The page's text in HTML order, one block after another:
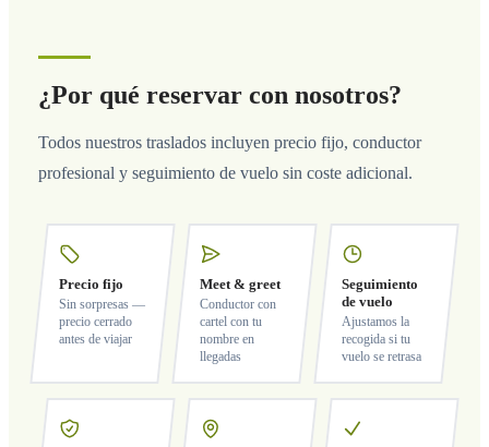
¿Por qué reservar con nosotros?
Todos nuestros traslados incluyen precio fijo, conductor
profesional y seguimiento de vuelo sin coste adicional.
Precio fijo
Sin sorpresas —
precio cerrado
antes de viajar
Meet & greet
Conductor con
cartel con tu
nombre en
llegadas
Seguimiento
de vuelo
Ajustamos la
recogida si tu
vuelo se retrasa